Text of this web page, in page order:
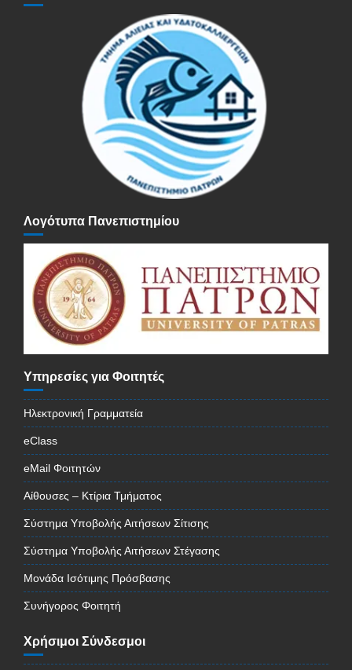
Λογότυπα Πανεπιστημίου
Υπηρεσίες για Φοιτητές
Ηλεκτρονική Γραμματεία
eClass
eMail Φοιτητών
Αίθουσες – Κτίρια Τμήματος
Σύστημα Υποβολής Αιτήσεων Σίτισης
Σύστημα Υποβολής Αιτήσεων Στέγασης
Μονάδα Ισότιμης Πρόσβασης
Συνήγορος Φοιτητή
Χρήσιμοι Σύνδεσμοι